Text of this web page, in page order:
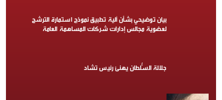
بيان توضيحي بشأن آلية تطبيق نموذج استمارة الترشح
لعضوية مجالس إدارات شركات المساهمة العامة
جلالة السُّلطان يهنئ رئيس تشاد